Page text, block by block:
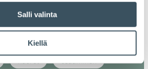
Salli valinta
Kiellä
kuluttajat kuluttajien luottamus